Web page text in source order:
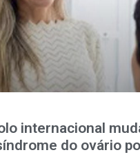
internacional
do ovário